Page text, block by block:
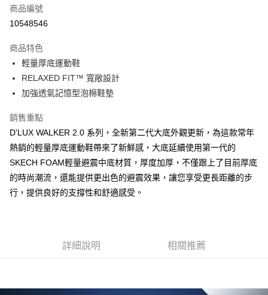
LINE Pay
相關說明
【大哥付你分期使用說明】
1.本服務由台灣大哥大提供，台灣大哥大用戶可立即使用無須另外申請。
2.付款方式選擇「大哥付你分期」，訂單成立後會自動跳轉到大哥付的交易
流程，驗證手機門號後，選擇欲分期的期數、繳款截止日，確認付款後即完
3.實際核准額度、可分期數及費用金額請依後續交易確認頁面所載為準。
4.訂單成立30分鐘內，如未前往確認交易或遇審核未通過，訂單將自動取
消。如遇「轉專審核」未通過狀況，表示未達大哥付你分期系統評分，恕無
法說明評估內容。
【繳款方式說明】
1.分期款項不併入電信帳單，「大哥付你分期」於每月結算日後寄送繳費提
2.透過簡訊連結打開帳單後，可選擇「超商條碼／台灣大直營門市／銀行轉
1.本服務係由「台灣大哥大股份有限公司」（以下簡稱本公司）所提供，讓
用戶於交易時，得透過本服務購買商品或服務，並由商店將買賣／分期付款
由本公司與您本人進行分期帳單所需資料之確認、核對及更正。
ATM付款
宅配
商品編號
10548546
商品特色
輕量厚底運動鞋
RELAXED FIT™ 寬敞設計
加強透氣記憶型泡棉鞋墊
銷售重點
D'LUX WALKER 2.0 系列，全新第二代大底外觀更新，為這款常年
熱銷的輕量厚底運動鞋帶來了新鮮感，大底延續使用第一代的
SKECH FOAM輕量避震中底材質，厚度加厚，不僅跟上了目前厚底
的時尚潮流，還能提供更出色的避震效果，讓您享受更長距離的步
行，提供良好的支撐性和舒適感受。
詳細說明 相關推薦